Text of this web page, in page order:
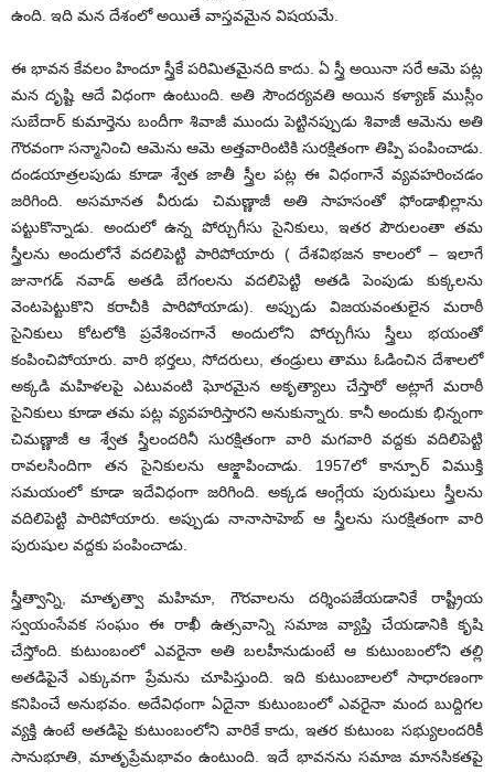
ఉంది. ఇది మ‌న దేశంలో అయితే వాస్త‌వ‌మైన విష‌య‌మే.
ఈ భావ‌న కేవ‌లం హిందూ స్త్రీకే ప‌రిమిత‌మైన‌ది కాదు. ఏ స్త్రీ అయినా స‌రే ఆమె ప‌ట్ల
మ‌న దృష్టి ఆదే విధంగా ఉంటుంది. అతి సౌంద‌ర్య‌వ‌తి అయిన క‌ళ్యాణ్ ముస్లీం
సుబేదార్ కుమార్తెను బందీగా శివాజీ ముందు పెట్టిన‌ప్పుడు శివాజీ ఆమెను అతి
గౌర‌వంగా స‌న్మానించి ఆమెను ఆమె అత్త‌వారింటికి సుర‌క్షితంగా తిప్పి పంపించాడు.
దండ‌యాత్ర‌ల‌పుడు కూడా శ్వేత జాతీ స్త్రీల ప‌ట్ల ఈ విధంగానే వ్య‌వ‌హ‌రించ‌డం
జ‌రిగింది. అస‌మాన‌త వీరుడు చిమణ్ణాజీ అతి సాహ‌సంతో ఫోండాఖిల్లాను
ప‌ట్టుకొన్నాడు. అందులో ఉన్న పోర్చుగీసు సైనికులు, ఇత‌ర పౌరులంతా త‌మ
స్త్రీల‌ను అందులోనే వ‌ద‌లిపెట్టి పారిపోయారు ( దేశ‌విభ‌జ‌న కాలంలో – ఇలాగే
జునాగ‌డ్ న‌వాడ్ అత‌డి బేగంల‌ను వ‌ద‌లిపెట్టి అత‌డి పెంపుడు కుక్క‌ల‌ను
వెంట‌పెట్టుకొని క‌రాచీకి పారిపోయాడు). అప్పుడు విజ‌య‌వంతులైన మ‌రాఠీ
సైనికులు కోట‌లోకి ప్ర‌వేశించ‌గానే అందులోని పోర్చుగీసు స్త్రీలు భ‌యంతో
కంపించిపోయారు. వారి భ‌ర్త‌లు, సోద‌రులు, తండ్రులు తాము ఓడించిన దేశాల‌లో
అక్క‌డి మ‌హిళ‌ల‌పై ఎటువంటి ఘోర‌మైన అకృత్యాలు చేస్తారో అట్లాగే మ‌రాఠీ
సైనికులు కూడా త‌మ ప‌ట్ల వ్య‌వ‌హ‌రిస్తార‌ని అనుకున్నారు. కానీ అందుకు భిన్నంగా
చిమ‌ణ్ణాజీ ఆ శ్వేత స్త్రీలంద‌రినీ సుర‌క్షితంగా వారి మ‌గ‌వారి వ‌ద్ద‌కు వ‌దిలిపెట్టి
రావ‌ల‌సిందిగా త‌న సైనికుల‌ను ఆజ్క్షాపించాడు. 1957లో కాన్పూర్ విముక్తి
స‌మ‌యంలో కూడా ఇదేవిధంగా జ‌రిగింది. అక్క‌డ ఆంగ్లేయ పురుషులు స్త్రీల‌ను
వ‌దిలిపెట్టి పారిపోయారు. అప్పుడు నానాసాహెబ్ ఆ స్త్రీల‌ను సుర‌క్షితంగా వారి
పురుషుల వ‌ద్ద‌కు పంపించాడు.
స్త్రీత్వాన్ని, మాతృత్వా మ‌హిమా, గౌర‌వాల‌ను ద‌ర్శింప‌జేయ‌డానికే రాష్ట్రీయ
స్వ‌యంసేవ‌క సంఘం ఈ రాఖీ ఉత్స‌వాన్ని స‌మాజ వ్యాప్తి చేయ‌డానికి కృషి
చేస్తోంది. కుటుంబంలో ఎవ‌రైనా అతి బ‌ల‌హీనుడుంటే ఆ కుటుంబంలోని త‌ల్లి
అత‌డిపైనే ఎక్కువ‌గా ప్రేమ‌ను చూపిస్తుంది. ఇది కుటుంబాల‌లో సాధార‌ణంగా
క‌నిపించే అనుభ‌వం. అదేవిధంగా ఏదైనా కుటుంబంలో ఎవ‌రైనా మంద బుద్దిగ‌ల
వ్య‌క్తి ఉంటే అత‌డిపై కుటుంబంలోని వారికే కాదు, ఇత‌ర కుటుంబ స‌భ్యులంద‌రికీ
సానుభూతి, మాతృప్రేమ‌భావం ఉంటుంది. ఇదే భావ‌న‌ను స‌మాజ మాన‌సిక‌త‌పై